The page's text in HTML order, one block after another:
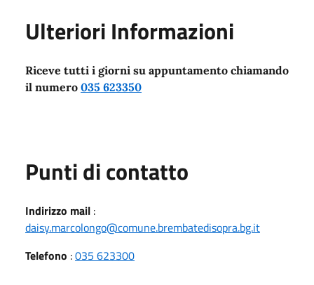
Ulteriori Informazioni
Riceve tutti i giorni su appuntamento chiamando
il numero 035 623350
Punti di contatto
Indirizzo mail :
daisy.marcolongo@comune.brembatedisopra.bg.it
Telefono :035 623300